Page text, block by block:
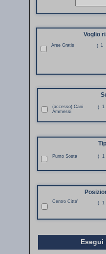
Voglio
( 1
Aree Gratis
(accesso) Cani
Ammessi
( 1
Punto Sosta ( 1
Centro Citta' ( 1
Esegui